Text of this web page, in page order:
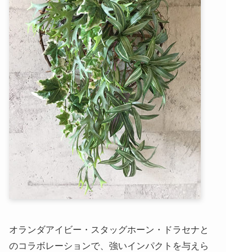
オランダアイビー・スタッグホーン・ドラセナと
のコラボレーションで、強いインパクトを与えら